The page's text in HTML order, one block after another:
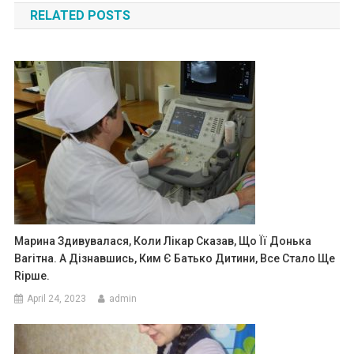
RELATED POSTS
Марина Здивувалася, Коли Лікар Сказав, Що Її Донька
Ваrітна. А Дізнавшись, Ким Є Батько Дитини, Все Стало Ще
Rірше.
April 24, 2023 admin